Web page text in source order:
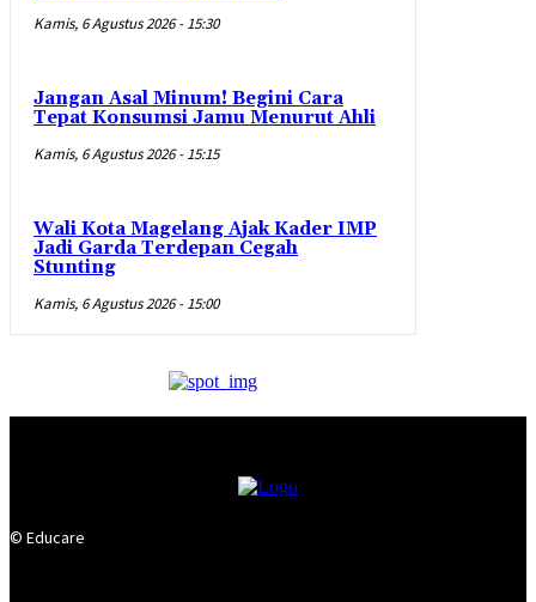
Kamis, 6 Agustus 2026 - 15:30
Jangan Asal Minum! Begini Cara
Tepat Konsumsi Jamu Menurut Ahli
Kamis, 6 Agustus 2026 - 15:15
Wali Kota Magelang Ajak Kader IMP
Jadi Garda Terdepan Cegah
Stunting
Kamis, 6 Agustus 2026 - 15:00
© Educare